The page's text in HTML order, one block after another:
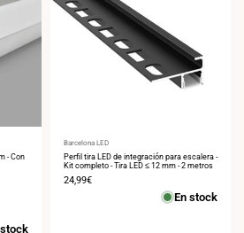
- Con
Proveedor:
Barcelona LED
Perfil tira LED de integración para escalera -
Kit completo - Tira LED ≤ 12 mm - 2 metros
Precio
24,99€
En stock